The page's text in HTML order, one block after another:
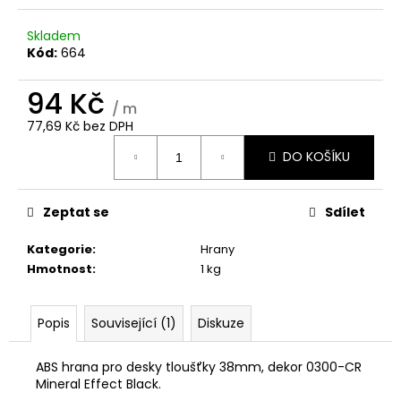
Skladem
Kód: 664
94 Kč / m
77,69 Kč bez DPH
DO KOŠÍKU
Kategorie:
Hrany
Hmotnost: 1 kg
Zeptat se Sdílet
Popis Související (1) Diskuze
ABS hrana pro desky tloušťky 38mm, dekor 0300-CR
Mineral Effect Black.
e
m
SADA
190
Kč